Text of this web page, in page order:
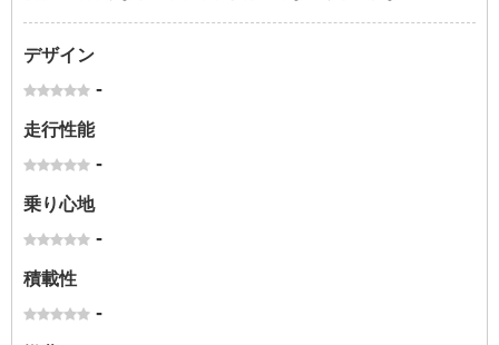
デザイン
-
走行性能
-
乗り心地
-
積載性
-